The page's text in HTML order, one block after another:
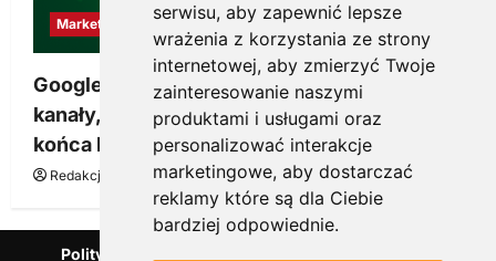
serwisu, aby zapewnić lepsze
wrażenia z korzystania ze strony
internetowej, aby zmierzyć Twoje
zainteresowanie naszymi
produktami i usługami oraz
personalizować interakcje
marketingowe, aby dostarczać
reklamy które są dla Ciebie
bardziej odpowiednie.
Marketing
Google Ads, SEO i analityka – jak połączyć
kanały, żeby reklama pracowała dłużej niż do
końca budżetu
Redakcja KnowMore.pl 20 marca, 2026 0
Polityka Prywatności